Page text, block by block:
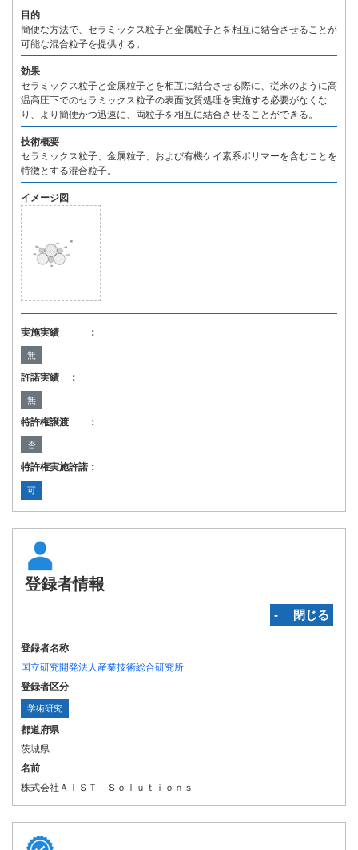
目的
簡便な方法で、セラミックス粒子と金属粒子とを相互に結合させることが
可能な混合粒子を提供する。
効果
セラミックス粒子と金属粒子とを相互に結合させる際に、従来のように高
温高圧下でのセラミックス粒子の表面改質処理を実施する必要がなくな
り、より簡便かつ迅速に、両粒子を相互に結合させることができる。
技術概要
セラミックス粒子、金属粒子、および有機ケイ素系ポリマーを含むことを
特徴とする混合粒子。
イメージ図
実施実績 ：
無
許諾実績 ：
無
特許権譲渡 ：
否
特許権実施許諾：
可
登録者情報
‐ 閉じる
登録者名称
国立研究開発法人産業技術総合研究所
登録者区分
学術研究
都道府県
茨城県
名前
株式会社ＡＩＳＴ Ｓｏｌｕｔｉｏｎｓ